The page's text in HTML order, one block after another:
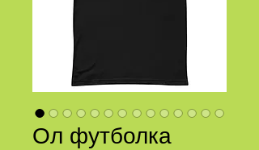
Ол футболка